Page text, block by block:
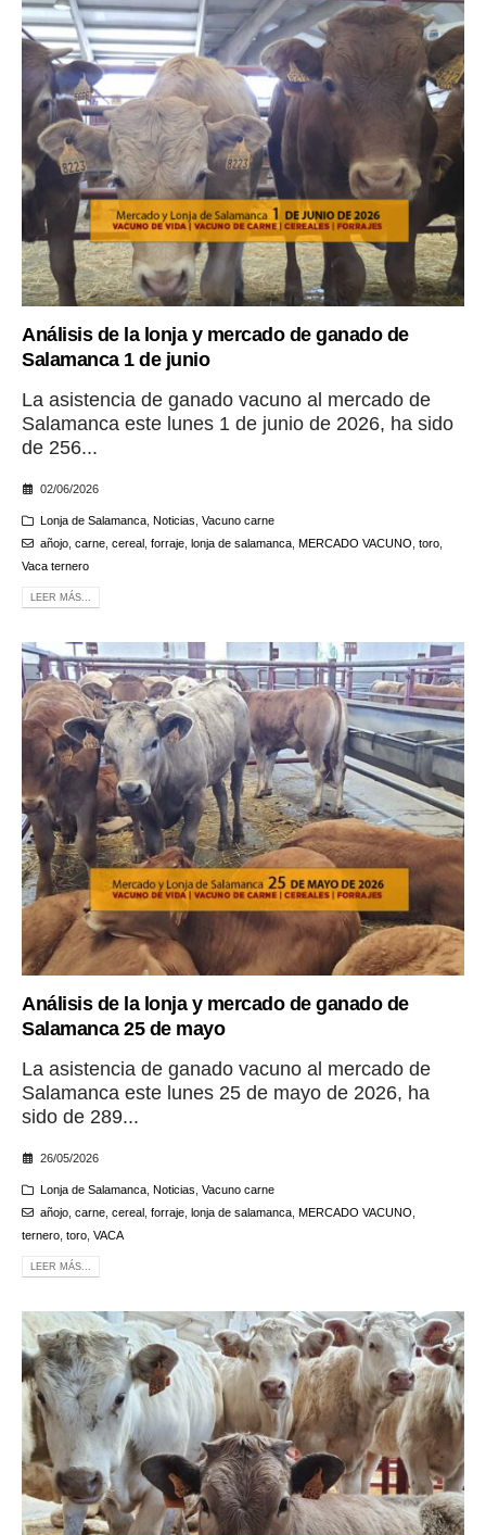
Análisis de la lonja y mercado de ganado de
Salamanca 1 de junio
La asistencia de ganado vacuno al mercado de
Salamanca este lunes 1 de junio de 2026, ha sido
de 256...
02/06/2026
Lonja de Salamanca, Noticias Vacuno carne
añojo, carne, cereal, forraje, lonja de salamanca, MERCADO VACUNO toro,
Vaca ternero
LEER MÁS...
Análisis de la lonja y mercado de ganado de
Salamanca 25 de mayo
La asistencia de ganado vacuno al mercado de
Salamanca este lunes 25 de mayo de 2026, ha
sido de 289...
26/05/2026
Lonja de Salamanca, Noticias Vacuno carne
añojo, carne, cereal, forraje, lonja de salamanca, MERCADO VACUNO
ternero toro VACA
LEER MÁS...